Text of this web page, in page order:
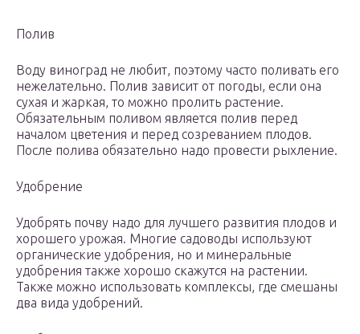
Полив
Воду виноград не любит, поэтому часто поливать его
нежелательно. Полив зависит от погоды, если она
сухая и жаркая, то можно пролить растение.
Обязательным поливом является полив перед
началом цветения и перед созреванием плодов.
После полива обязательно надо провести рыхление.
Удобрение
Удобрять почву надо для лучшего развития плодов и
хорошего урожая. Многие садоводы используют
органические удобрения, но и минеральные
удобрения также хорошо скажутся на растении.
Также можно использовать комплексы, где смешаны
два вида удобрений.